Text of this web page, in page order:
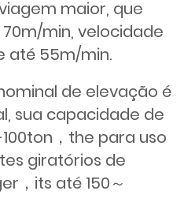
maior, que
min, velocidade
até 55m/min.
de elevação é
sua capacidade de
，the para uso
giratórios de
，its até 150～